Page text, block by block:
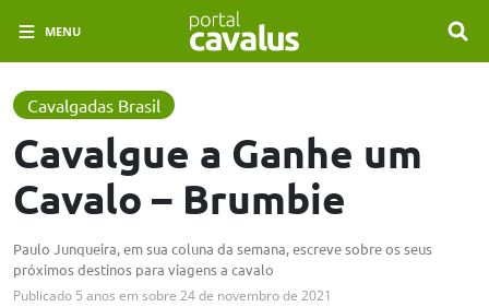
MENU
Cavalgadas Brasil
Cavalgue a Ganhe um
Cavalo – Brumbie
Paulo Junqueira, em sua coluna da semana, escreve sobre os seus
próximos destinos para viagens a cavalo
Publicado 5 anos em sobre 24 de novembro de 2021